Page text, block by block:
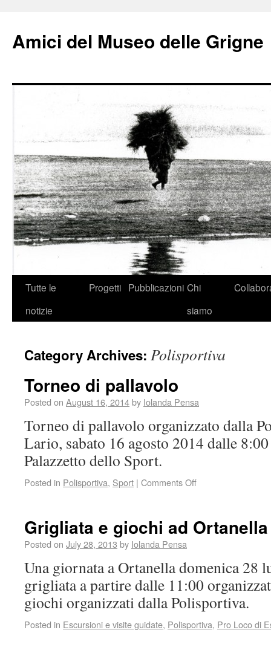
Amici del Museo delle Grigne
Tutte le
notizie
Progetti Pubblicazioni Chi
siamo
Category Archives: Polisportiva
Torneo di pallavolo
Posted on August 16, 2014by Iolanda Pensa
Torneo di pallavolo organizzato dalla
Lario, sabato 16 agosto 2014 dalle
Palazzetto dello Sport.
Posted in Polisportiva, Sport | Comments Off
Grigliata e giochi ad Ortanella
Posted on July 28, 2013 by Iolanda Pensa
Una giornata a Ortanella domenica 28
grigliata a partire dalle 11:00
giochi organizzati dalla Polisportiva.
Posted in Escursioni e visite guidate, Polisportiva, Pro Loco di